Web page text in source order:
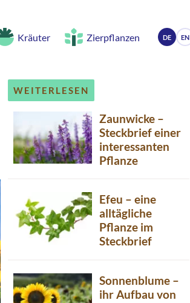
Kräuter Zierpflanzen DE EN
WEITERLESEN
Zaunwicke –
Steckbrief einer
interessanten
Pflanze
Efeu – eine
alltägliche
Pflanze im
Steckbrief
Sonnenblume –
ihr Aufbau von